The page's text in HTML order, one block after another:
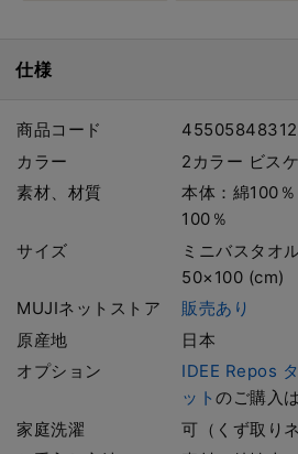
仕様
商品コード
カラー
2カラー ビス
素材、材質
本体：綿100
100％
サイズ
ミニバスタオ
50×100 (cm)
MUJIネットストア
販売あり
原産地
日本
オプション
IDEE Repos
ットのご購入
家庭洗濯
可（くず取り